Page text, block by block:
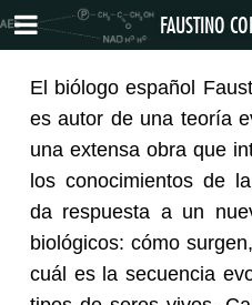
FAUSTINO
El bió­lo­go es­pa­ñol
es autor de una teo­ría
una ex­ten­sa obra que
los co­no­ci­mien­tos de
da res­pues­ta a un
bio­ló­gi­cos: cómo
cuál es la se­cuen­cia